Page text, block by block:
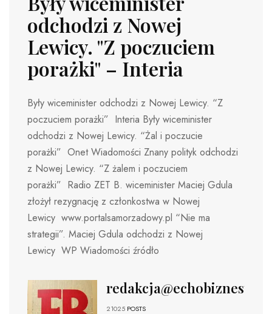
odchodzi z Nowej
Lewicy. "Z poczuciem
porażki" – Interia
Były wiceminister odchodzi z Nowej Lewicy. “Z
poczuciem porażki” Interia Były wiceminister
odchodzi z Nowej Lewicy. “Żal i poczucie
porażki” Onet Wiadomości Znany polityk odchodzi
z Nowej Lewicy. “Z żalem i poczuciem
porażki” Radio ZET B. wiceminister Maciej Gdula
złożył rezygnację z członkostwa w Nowej
Lewicy www.portalsamorzadowy.pl “Nie ma
strategii”. Maciej Gdula odchodzi z Nowej
Lewicy WP Wiadomości źródło
redakcja@echobiznesu.pl
21025 POSTS